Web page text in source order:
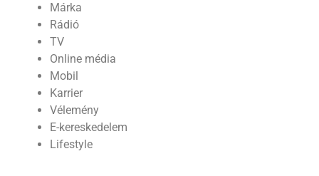
Márka
Rádió
TV
Online média
Mobil
Karrier
Vélemény
E-kereskedelem
Lifestyle